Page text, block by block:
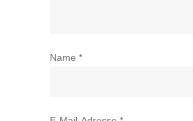
Name *